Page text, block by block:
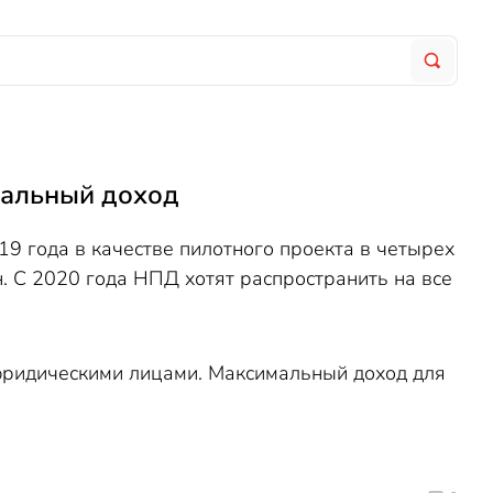
доход
года в качестве пилотного проекта в четырех
С 2020 года НПД хотят распространить на все
лицами. Максимальный доход для